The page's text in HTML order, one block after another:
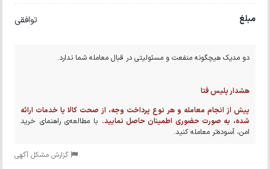
مبلغ توافقی
دو مدیک هیچگونه منفعت و مسئولیتی در قبال معامله شما ندارد.
هشدار پلیس فتا
پیش از انجام معامله و هر نوع پرداخت وجه، از صحت کالا یا خدمات ارائه
شده، به صورت حضوری اطمینان حاصل نمایید. با مطالعه‌ی راهنمای خرید
امن، آسوده‌تر معامله کنید.
گزارش مشکل آگهی